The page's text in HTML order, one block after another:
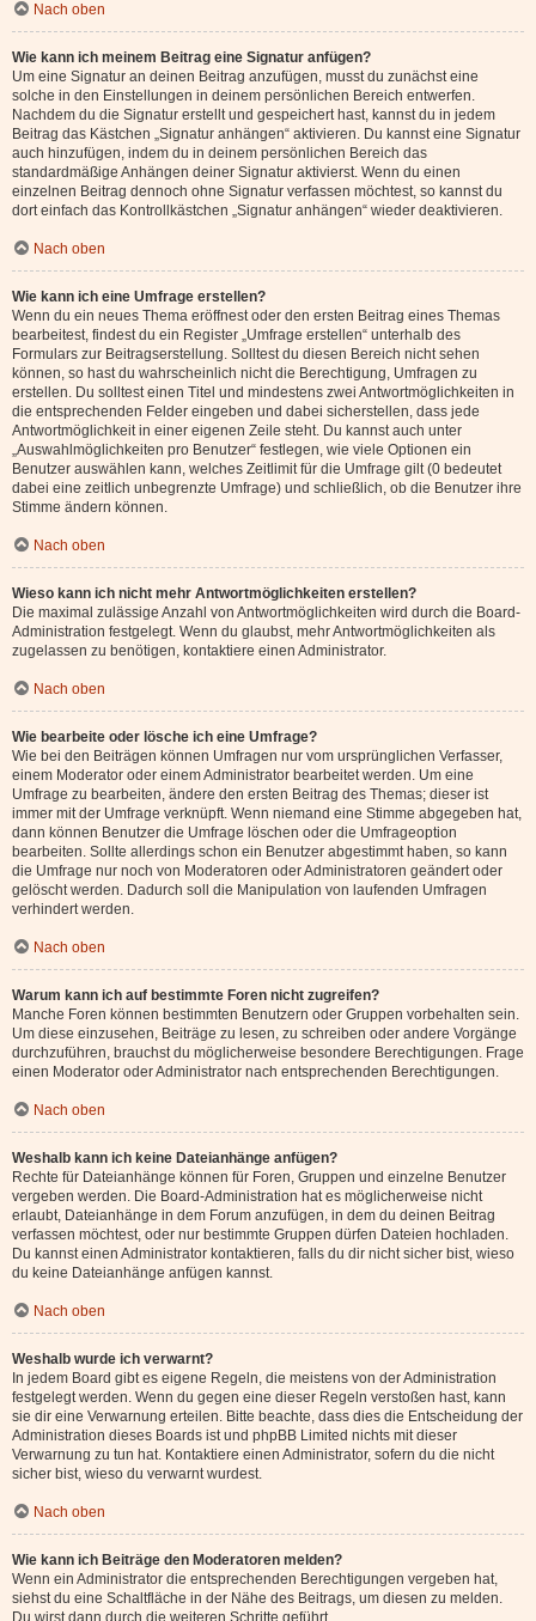
Nach oben
Wie kann ich meinem Beitrag eine Signatur anfügen?
Um eine Signatur an deinen Beitrag anzufügen, musst du zunächst eine
solche in den Einstellungen in deinem persönlichen Bereich entwerfen.
Nachdem du die Signatur erstellt und gespeichert hast, kannst du in jedem
Beitrag das Kästchen „Signatur anhängen“ aktivieren. Du kannst eine Signatur
auch hinzufügen, indem du in deinem persönlichen Bereich das
standardmäßige Anhängen deiner Signatur aktivierst. Wenn du einen
einzelnen Beitrag dennoch ohne Signatur verfassen möchtest, so kannst du
dort einfach das Kontrollkästchen „Signatur anhängen“ wieder deaktivieren.
Nach oben
Wie kann ich eine Umfrage erstellen?
Wenn du ein neues Thema eröffnest oder den ersten Beitrag eines Themas
bearbeitest, findest du ein Register „Umfrage erstellen“ unterhalb des
Formulars zur Beitragserstellung. Solltest du diesen Bereich nicht sehen
können, so hast du wahrscheinlich nicht die Berechtigung, Umfragen zu
erstellen. Du solltest einen Titel und mindestens zwei Antwortmöglichkeiten in
die entsprechenden Felder eingeben und dabei sicherstellen, dass jede
Antwortmöglichkeit in einer eigenen Zeile steht. Du kannst auch unter
„Auswahlmöglichkeiten pro Benutzer“ festlegen, wie viele Optionen ein
Benutzer auswählen kann, welches Zeitlimit für die Umfrage gilt (0 bedeutet
dabei eine zeitlich unbegrenzte Umfrage) und schließlich, ob die Benutzer ihre
Stimme ändern können.
Nach oben
Wieso kann ich nicht mehr Antwortmöglichkeiten erstellen?
Die maximal zulässige Anzahl von Antwortmöglichkeiten wird durch die Board-
Administration festgelegt. Wenn du glaubst, mehr Antwortmöglichkeiten als
zugelassen zu benötigen, kontaktiere einen Administrator.
Nach oben
Wie bearbeite oder lösche ich eine Umfrage?
Wie bei den Beiträgen können Umfragen nur vom ursprünglichen Verfasser,
einem Moderator oder einem Administrator bearbeitet werden. Um eine
Umfrage zu bearbeiten, ändere den ersten Beitrag des Themas; dieser ist
immer mit der Umfrage verknüpft. Wenn niemand eine Stimme abgegeben hat,
dann können Benutzer die Umfrage löschen oder die Umfrageoption
bearbeiten. Sollte allerdings schon ein Benutzer abgestimmt haben, so kann
die Umfrage nur noch von Moderatoren oder Administratoren geändert oder
gelöscht werden. Dadurch soll die Manipulation von laufenden Umfragen
verhindert werden.
Nach oben
Warum kann ich auf bestimmte Foren nicht zugreifen?
Manche Foren können bestimmten Benutzern oder Gruppen vorbehalten sein.
Um diese einzusehen, Beiträge zu lesen, zu schreiben oder andere Vorgänge
durchzuführen, brauchst du möglicherweise besondere Berechtigungen. Frage
einen Moderator oder Administrator nach entsprechenden Berechtigungen.
Nach oben
Weshalb kann ich keine Dateianhänge anfügen?
Rechte für Dateianhänge können für Foren, Gruppen und einzelne Benutzer
vergeben werden. Die Board-Administration hat es möglicherweise nicht
erlaubt, Dateianhänge in dem Forum anzufügen, in dem du deinen Beitrag
verfassen möchtest, oder nur bestimmte Gruppen dürfen Dateien hochladen.
Du kannst einen Administrator kontaktieren, falls du dir nicht sicher bist, wieso
du keine Dateianhänge anfügen kannst.
Nach oben
Weshalb wurde ich verwarnt?
In jedem Board gibt es eigene Regeln, die meistens von der Administration
festgelegt werden. Wenn du gegen eine dieser Regeln verstoßen hast, kann
sie dir eine Verwarnung erteilen. Bitte beachte, dass dies die Entscheidung der
Administration dieses Boards ist und phpBB Limited nichts mit dieser
Verwarnung zu tun hat. Kontaktiere einen Administrator, sofern du die nicht
sicher bist, wieso du verwarnt wurdest.
Nach oben
Wie kann ich Beiträge den Moderatoren melden?
Wenn ein Administrator die entsprechenden Berechtigungen vergeben hat,
siehst du eine Schaltfläche in der Nähe des Beitrags, um diesen zu melden.
Du wirst dann durch die weiteren Schritte geführt.